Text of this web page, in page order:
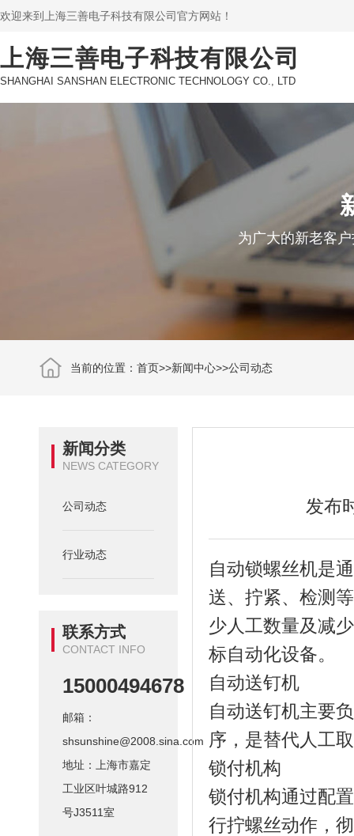
欢迎来到上海三善电子科技有限公司官方网站！
上海三善电子科技有限公司
SHANGHAI SANSHAN ELECTRONIC TECHNOLOGY CO., LTD
为广大的新老客
当前的位置： 首页>>新闻中心>>公司动态
新闻分类
NEWS CATEGORY
公司动态
行业动态
联系方式
CONTACT INFO
15000494678
邮箱：
shsunshine@2008.sina.com
地址：上海市嘉定
工业区叶城路912
号J3511室
发布
自动锁螺丝机是
送、拧紧、检测
少人工数量及减
标自动化设备。
自动送钉机
自动送钉机主要
序，是替代人工
锁付机构
锁付机构通过配
行拧螺丝动作，